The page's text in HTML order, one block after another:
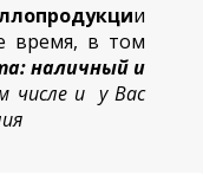
и
время, в том
наличный и
числе и у Вас